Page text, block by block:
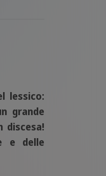
lessico:
grande
discesa!
e delle